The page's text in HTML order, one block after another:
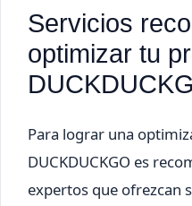
Servicios
optimizar tu
Para lograr una
DUCKDUCKGO es
expertos que ofrezcan